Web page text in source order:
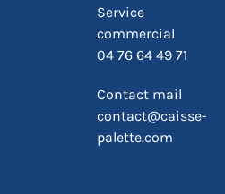
Service
commercial
04 76 64 49 71
Contact mail
contact@caisse-
palette.com